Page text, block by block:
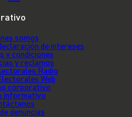
somos
de intereses
y condiciones
y reclamos
Radio
Web
corporativo
informativo
denuncias